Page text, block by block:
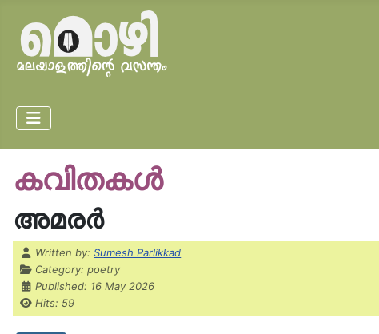
കവിതകൾ
അമരർ
Details
Written by:Sumesh Parlikkad
Category:poetry
Published: 16 May 2026
Hits: 59